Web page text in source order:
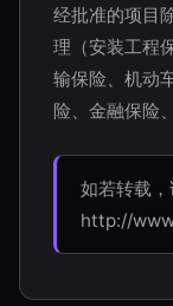
经批准的项目
理（安装工程
输保险、机动
险、金融保险
如若转载，
http://